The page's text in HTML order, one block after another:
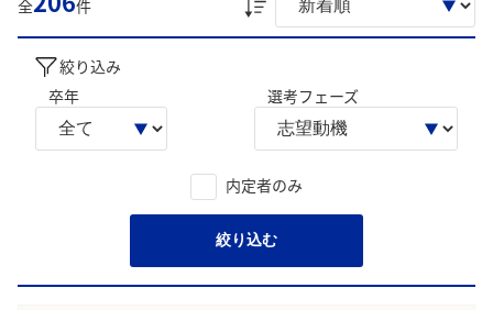
人を育てる文化と充実した研修の下で、自身を成長させられる
環境に魅力を感じる
学生の声を就職活動の参考にしましょう。
※AIを使用し、過去3年間のユーザー投稿を要約しています。実際
のユーザの投稿は下記の一覧からご確認ください。
全 件
絞り込み
卒年
選考フェーズ
内定者のみ
絞り込む